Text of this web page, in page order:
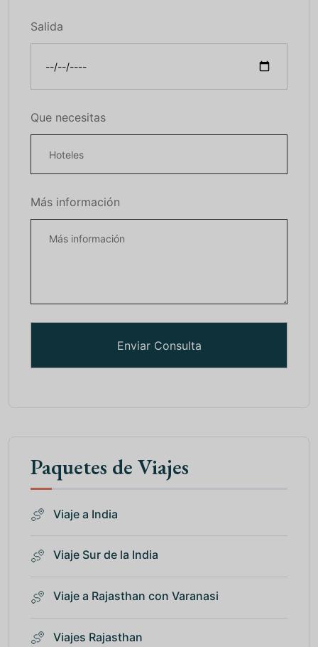
Salida
Que necesitas
Más información
Paquetes de Viajes
Viaje a India
Viaje Sur de la India
Viaje a Rajasthan con Varanasi
Viajes Rajasthan